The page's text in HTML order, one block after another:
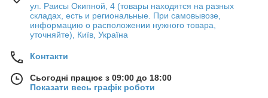
ул. Раисы Окипной, 4 (товары находятся на разных
складах, есть и региональные. При самовывозе,
информацию о расположении нужного товара,
уточняйте), Київ, Україна
Контакти
Сьогодні працює з 09:00 до 18:00
Показати весь графік роботи